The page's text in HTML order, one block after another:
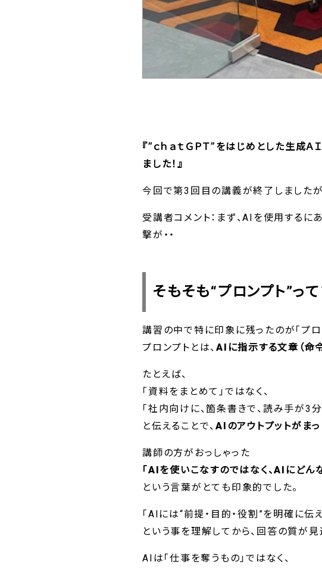
『”ｃｈａｔＧＰＴ”をはじめとした生
ました！』
今回で第3回目の講義が終了しましたが
受講者コメント：まず、AIを使用するに
撃が・・
そもそも“プロンプト”って
講習の中で特に印象に残ったのが「プロ
プロンプトとは、 AIに指示する文章（命
たとえば、
「資料をまとめて」ではなく、
「社内向けに、箇条書きで、読み手が3
と伝えることで、 AIのアウトプットがまっ
講師の方がおっしゃった
「AIを使いこなすのではなく、AIにどん
という言葉がとても印象的でした。
「AIには“前提・目的・役割”を明確に伝
という事を理解してから、回答の質が見
AIは「仕事を奪うもの」ではなく、